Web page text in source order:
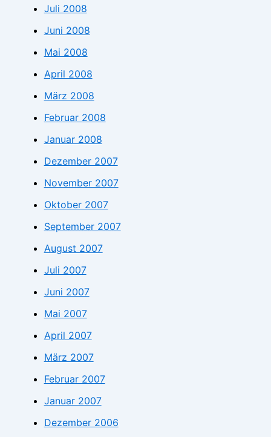
Juli 2008
Juni 2008
Mai 2008
April 2008
März 2008
Februar 2008
Januar 2008
Dezember 2007
November 2007
Oktober 2007
September 2007
August 2007
Juli 2007
Juni 2007
Mai 2007
April 2007
März 2007
Februar 2007
Januar 2007
Dezember 2006